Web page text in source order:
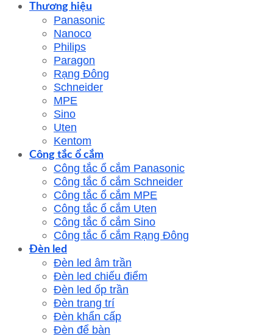
Thương hiệu
Panasonic
Nanoco
Philips
Paragon
Rạng Đông
Schneider
MPE
Sino
Uten
Kentom
Công tắc ổ cắm
Công tắc ổ cắm Panasonic
Công tắc ổ cắm Schneider
Công tắc ổ cắm MPE
Công tắc ổ cắm Uten
Công tắc ổ cắm Sino
Công tắc ổ cắm Rạng Đông
Đèn led
Đèn led âm trần
Đèn led chiếu điểm
Đèn led ốp trần
Đèn trang trí
Đèn khẩn cấp
Đèn để bàn